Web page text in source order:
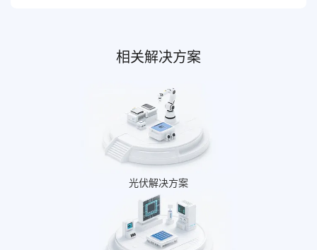
相关解决方案
光伏解决方案